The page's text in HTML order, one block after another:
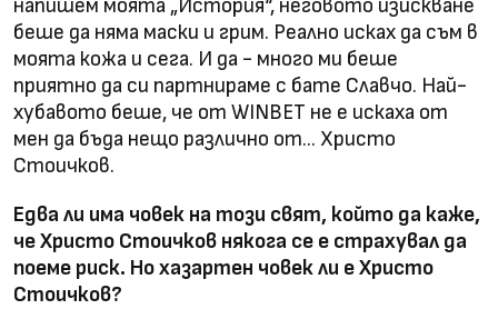
напишем моята „История“, неговото изискване
беше да няма маски и грим. Реално исках да съм в
моята кожа и сега. И да - много ми беше
приятно да си партнираме с бате Славчо. Най-
хубавото беше, че от WINBET не е искаха от
мен да бъда нещо различно от... Христо
Стоичков.
Едва ли има човек на този свят, който да каже,
че Христо Стоичков някога се е страхувал да
поеме риск. Но хазартен човек ли е Христо
Стоичков?